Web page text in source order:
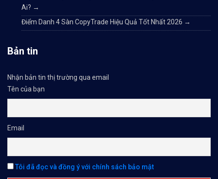
Ai? →
Điểm Danh 4 Sàn CopyTrade Hiệu Quả Tốt Nhất 2026 →
Bản tin
Nhận bản tin thị trường qua email
Tên của bạn
Email
Tôi đã đọc và đồng ý với chính sách bảo mật